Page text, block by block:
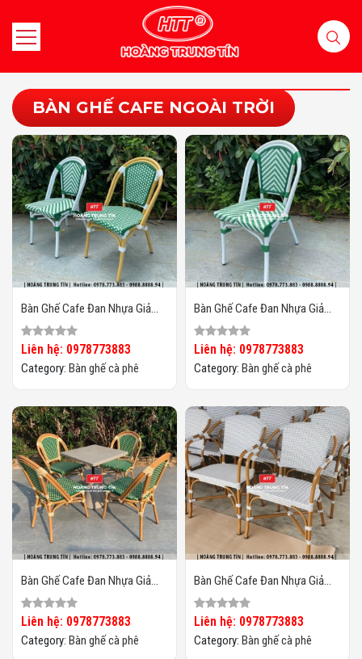
BÀN GHẾ CAFE NGOÀI TRỜI
Bàn Ghế Cafe Đan Nhựa Giả
Mây Ngoài Trời HTT11
Liên hệ: 0978773883
Category: Bàn ghế cà phê
Bàn Ghế Cafe Đan Nhựa Giả
Mây Ngoài Trời HTT10
Liên hệ: 0978773883
Category: Bàn ghế cà phê
Bàn Ghế Cafe Đan Nhựa Giả
Mây Ngoài Trời HTT09
Liên hệ: 0978773883
Category: Bàn ghế cà phê
Bàn Ghế Cafe Đan Nhựa Giả
Mây Ngoài Trời HTT08
Liên hệ: 0978773883
Category: Bàn ghế cà phê